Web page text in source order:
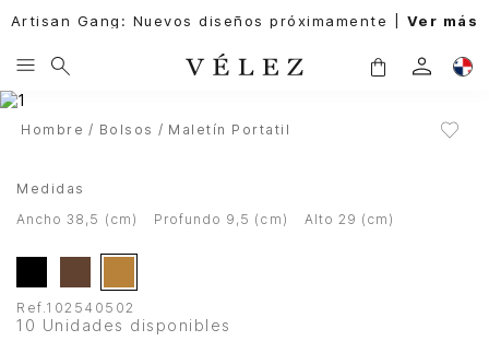
Artisan Gang: Nuevos diseños próximamente | Ver más
Hombre Bolsos Maletín Portatil
Medidas
ancho 38,5 (cm)
profundo 9,5 (cm) alto 29 (cm)
Ref.102540502
10 Unidades disponibles